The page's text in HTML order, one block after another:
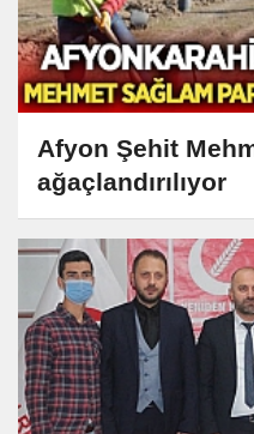
Afyon Şehit
ağaçlandırılıyor